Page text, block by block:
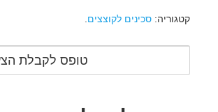
קטגוריה: סכינים לקוצצים
טופס לקבלת